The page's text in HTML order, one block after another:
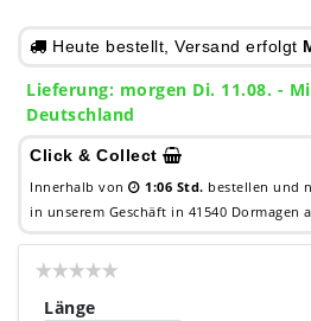
Heute bestellt, Versand erfolgt
Lieferung: morgen Di. 11.08. -
Deutschland
Click & Collect
Innerhalb von 1:06 Std. bestellen und
in unserem Geschäft in 41540 Dormagen
Länge